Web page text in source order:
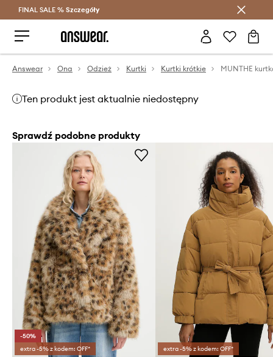
Oszczędzaj z Answear Club >
FINAL SALE % Szczegóły
Answear Ona Odzież Kurtki Kurtki krótkie MUNTHE
Ten produkt jest aktualnie niedostępny
Sprawdź podobne produkty
-50%
extra -5% z kodem: OFF*
extra -5% z kodem: OFF*